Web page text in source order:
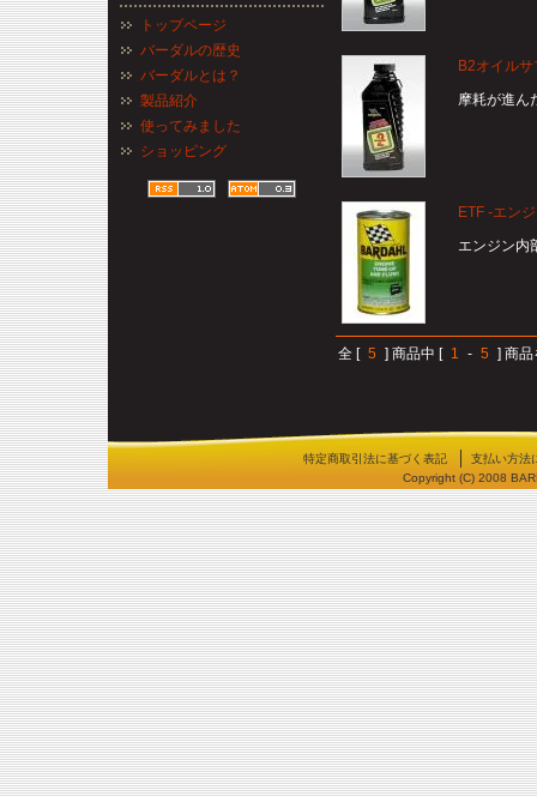
トップページ
バーダルの歴史
バーダルとは？
製品紹介
使ってみました
ショッピング
B2オイル
摩耗が進ん
ETF -エン
エンジン内
全 [ 5 ] 商品中 [ 1 - 5 ] 商品
特定商取引法に基づく表記
支払い方法
Copyright (C) 2008